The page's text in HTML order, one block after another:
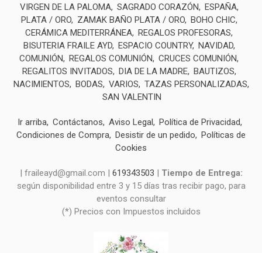
VIRGEN DE LA PALOMA SAGRADO CORAZÓN
ESPAÑA
PLATA / ORO
ZAMAK BAÑO PLATA / ORO BOHO CHIC
CERÁMICA MEDITERRÁNEA REGALOS PROFESORAS
BISUTERIA FRAILE AYD ESPACIO COUNTRY NAVIDAD
COMUNIÓN
REGALOS COMUNIÓN
CRUCES COMUNIÓN
REGALITOS INVITADOS
DIA DE LA MADRE BAUTIZOS
NACIMIENTOS
BODAS VARIOS
TAZAS PERSONALIZADAS
SAN VALENTIN
Ir arriba Contáctanos Aviso Legal
Política de Privacidad
Condiciones de Compra
Desistir de un pedido
Políticas de
Cookies
| fraileayd@gmail.com | 619343503 | Tiempo de Entrega:
según disponibilidad entre 3 y 15 días tras recibir pago, para
eventos consultar
(*) Precios con Impuestos incluidos